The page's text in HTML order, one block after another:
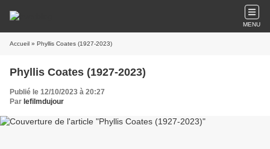
MENU
Accueil » Phyllis Coates (1927-2023)
Phyllis Coates (1927-2023)
Publié le 12/10/2023 à 20:27
Par lefilmdujour